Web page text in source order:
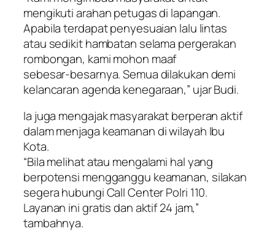
mengikuti arahan petugas di lapangan.
Apabila terdapat penyesuaian lalu lintas
atau sedikit hambatan selama pergerakan
rombongan, kami mohon maaf
sebesar‑besarnya. Semua dilakukan demi
kelancaran agenda kenegaraan,” ujar Budi.
Ia juga mengajak masyarakat berperan aktif
dalam menjaga keamanan di wilayah Ibu
Kota.
“Bila melihat atau mengalami hal yang
berpotensi mengganggu keamanan, silakan
segera hubungi Call Center Polri 110.
Layanan ini gratis dan aktif 24 jam,”
tambahnya.